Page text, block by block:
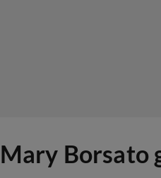
Mary Borsato